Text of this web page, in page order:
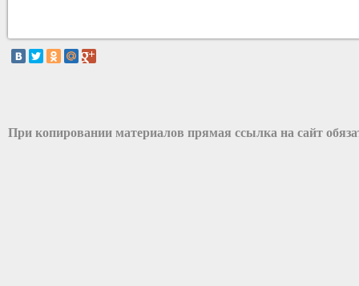
При копировании материалов прямая ссылка на сайт